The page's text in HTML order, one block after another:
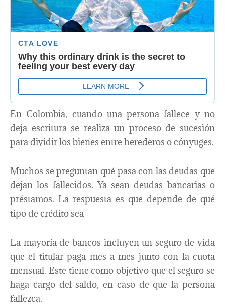
En Colombia, cuando una persona fallece y no
deja escritura se realiza un proceso de sucesión
para dividir los bienes entre herederos o cónyuges.
Muchos se preguntan qué pasa con las deudas que
dejan los fallecidos. Ya sean deudas bancarias o
préstamos. La respuesta es que depende de qué
tipo de crédito sea
La mayoría de bancos incluyen un seguro de vida
que el titular paga mes a mes junto con la cuota
mensual. Este tiene como objetivo que el seguro se
haga cargo del saldo, en caso de que la persona
fallezca.